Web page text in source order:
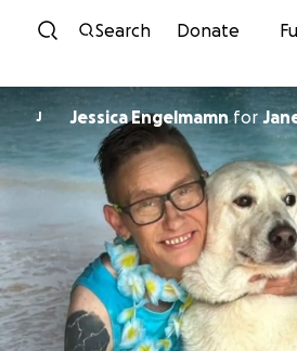
Skip to
Search Donate
J Jessica Engelmamnfor